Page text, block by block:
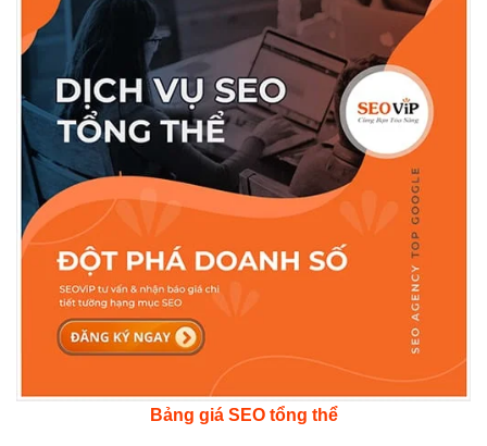
Bảng giá SEO tổng thể